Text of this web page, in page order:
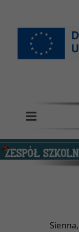
zawartości
Toggle
GŁÓWNA